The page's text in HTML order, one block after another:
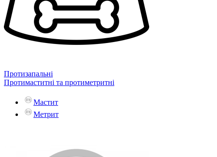
Протизапальні
Протимаститні та протиметритні
Мастит
Метрит